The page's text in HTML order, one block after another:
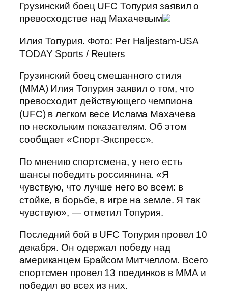
Грузинский боец UFC Топурия заявил о
превосходстве над Махачевым
Илия Топурия. Фото: Per Haljestam-USA
TODAY Sports / Reuters
Грузинский боец смешанного стиля
(ММА) Илия Топурия заявил о том, что
превосходит действующего чемпиона
(UFC) в легком весе Ислама Махачева
по нескольким показателям. Об этом
сообщает «Спорт-Экспресс».
По мнению спортсмена, у него есть
шансы победить россиянина. «Я
чувствую, что лучше него во всем: в
стойке, в борьбе, в игре на земле. Я так
чувствую», — отметил Топурия.
Последний бой в UFC Топурия провел 10
декабря. Он одержал победу над
американцем Брайсом Митчеллом. Всего
спортсмен провел 13 поединков в ММА и
победил во всех из них.